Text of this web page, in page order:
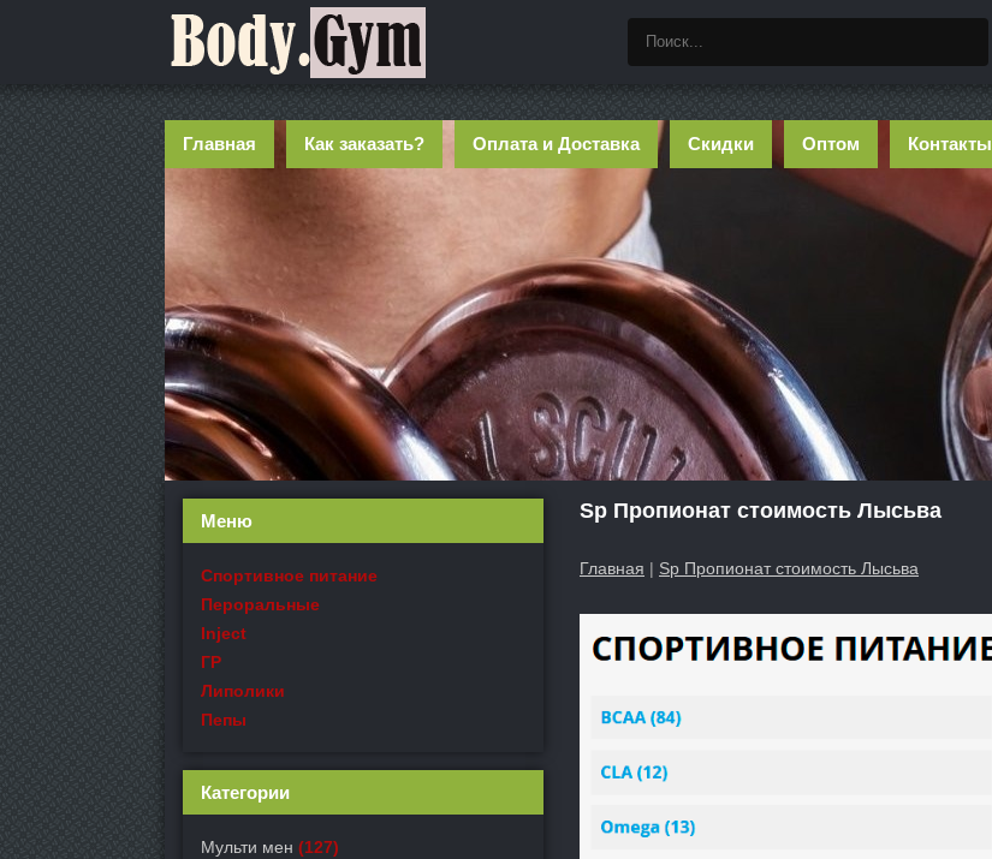
Главная Как заказать? Оплата и Доставка Скидки Оптом Контакты
Sp Пропионат стоимость Лысьва
Главная | Sp Пропионат стоимость Лысьва
Меню
Спортивное питание
Пероральные
Inject
ГР
Липолики
Пепы
Категории
Мульти мен (127)